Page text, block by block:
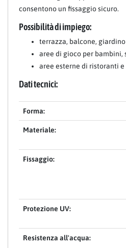
consentono un fissaggio sicuro.
Possibilità di impiego:
terrazza, balcone, giardino
aree di gioco per bambini,
aree esterne di ristoranti
Dati tecnici:
Forma:
Materiale:
Fissaggio:
Protezione UV:
Resistenza all'acqua: